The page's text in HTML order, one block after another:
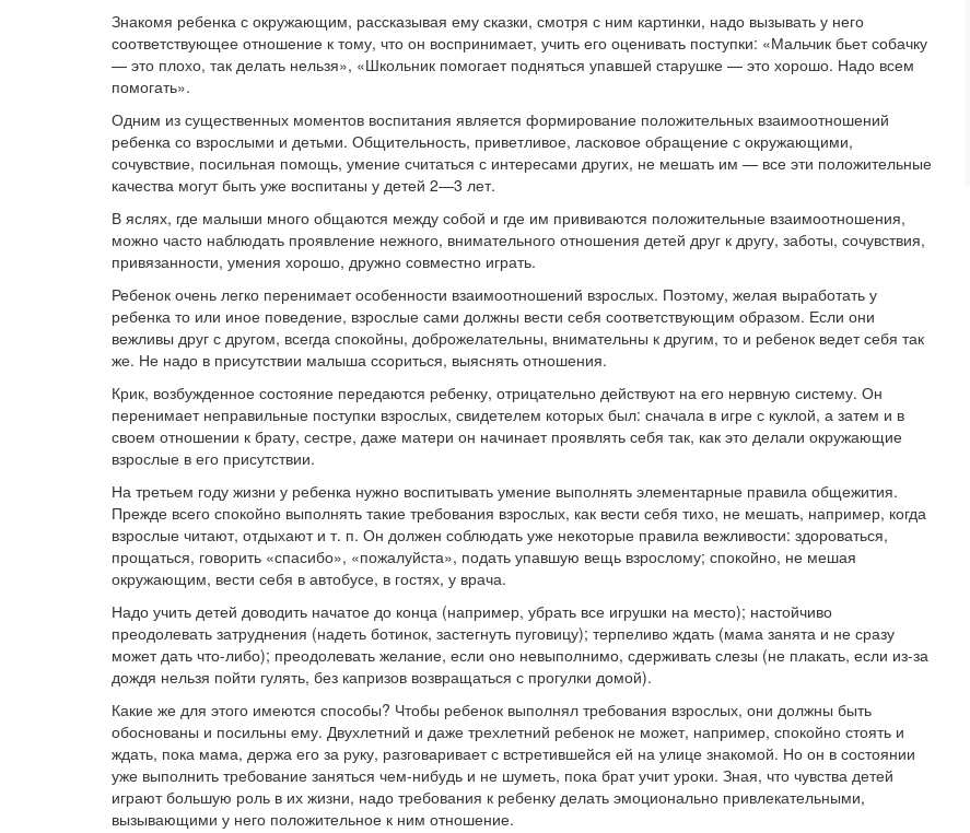
Знакомя ребенка с окружающим, рассказывая ему сказки, смотря с ним картинки, надо вызывать у него
соответствующее отношение к тому, что он воспринимает, учить его оценивать поступки: «Мальчик бьет собачку
— это плохо, так делать нельзя», «Школьник помогает подняться упавшей старушке — это хорошо. Надо всем
помогать».
Одним из существенных моментов воспитания является формирование положительных взаимоотношений
ребенка со взрослыми и детьми. Общительность, приветливое, ласковое обращение с окружающими,
сочувствие, посильная помощь, умение считаться с интересами других, не мешать им — все эти положительные
качества могут быть уже воспитаны у детей 2—3 лет.
В яслях, где малыши много общаются между собой и где им прививаются положительные взаимоотношения,
можно часто наблюдать проявление нежного, внимательного отношения детей друг к другу, заботы, сочувствия,
привязанности, умения хорошо, дружно совместно играть.
Ребенок очень легко перенимает особенности взаимоотношений взрослых. Поэтому, желая выработать у
ребенка то или иное поведение, взрослые сами должны вести себя соответствующим образом. Если они
вежливы друг с другом, всегда спокойны, доброжелательны, внимательны к другим, то и ребенок ведет себя так
же. Не надо в присутствии малыша ссориться, выяснять отношения.
Крик, возбужденное состояние передаются ребенку, отрицательно действуют на его нервную систему. Он
перенимает неправильные поступки взрослых, свидетелем которых был: сначала в игре с куклой, а затем и в
своем отношении к брату, сестре, даже матери он начинает проявлять себя так, как это делали окружающие
взрослые в его присутствии.
На третьем году жизни у ребенка нужно воспитывать умение выполнять элементарные правила общежития.
Прежде всего спокойно выполнять такие требования взрослых, как вести себя тихо, не мешать, например, когда
взрослые читают, отдыхают и т. п. Он должен соблюдать уже некоторые правила вежливости: здороваться,
прощаться, говорить «спасибо», «пожалуйста», подать упавшую вещь взрослому; спокойно, не мешая
окружающим, вести себя в автобусе, в гостях, у врача.
Надо учить детей доводить начатое до конца (например, убрать все игрушки на место); настойчиво
преодолевать затруднения (надеть ботинок, застегнуть пуговицу); терпеливо ждать (мама занята и не сразу
может дать что-либо); преодолевать желание, если оно невыполнимо, сдерживать слезы (не плакать, если из-за
дождя нельзя пойти гулять, без капризов возвращаться с прогулки домой).
Какие же для этого имеются способы? Чтобы ребенок выполнял требования взрослых, они должны быть
обоснованы и посильны ему. Двухлетний и даже трехлетний ребенок не может, например, спокойно стоять и
ждать, пока мама, держа его за руку, разговаривает с встретившейся ей на улице знакомой. Но он в состоянии
уже выполнить требование заняться чем-нибудь и не шуметь, пока брат учит уроки. Зная, что чувства детей
играют большую роль в их жизни, надо требования к ребенку делать эмоционально привлекательными,
вызывающими у него положительное к ним отношение.